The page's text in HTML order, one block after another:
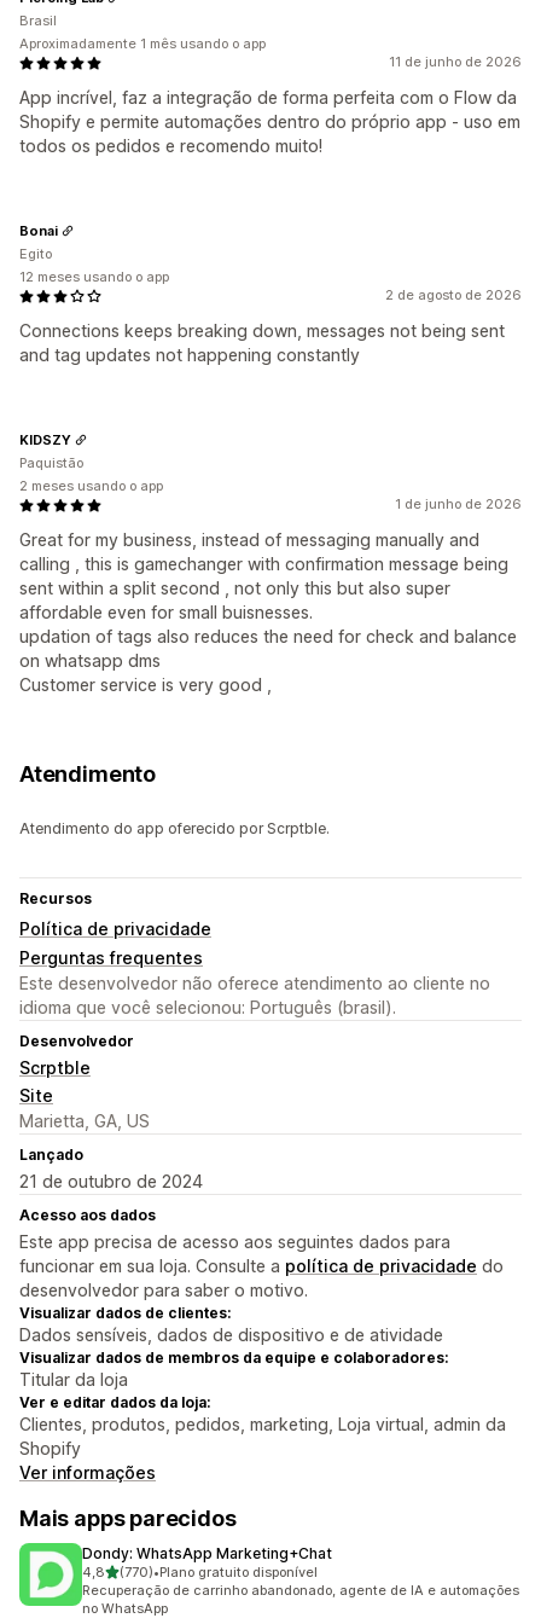
11 de junho de 2026
App incrível, faz a integração de forma perfeita com o Flow da
Shopify e permite automações dentro do próprio app - uso em
todos os pedidos e recomendo muito!
Brasil
Aproximadamente 1 mês usando o app
2 de agosto de 2026
Connections keeps breaking down, messages not being sent
and tag updates not happening constantly
Bonai
Egito
12 meses usando o app
1 de junho de 2026
Great for my business, instead of messaging manually and
calling , this is gamechanger with confirmation message being
sent within a split second , not only this but also super
affordable even for small buisnesses.
updation of tags also reduces the need for check and balance
on whatsapp dms
Customer service is very good ,
KIDSZY
Paquistão
2 meses usando o app
Atendimento
Atendimento do app oferecido por Scrptble.
Recursos
Política de privacidade
Perguntas frequentes
Este desenvolvedor não oferece atendimento ao cliente no
idioma que você selecionou: Português (brasil).
Desenvolvedor
Scrptble
Site
Marietta, GA, US
Lançado
21 de outubro de 2024
Acesso aos dados
Este app precisa de acesso aos seguintes dados para
funcionar em sua loja. Consulte a política de privacidade do
desenvolvedor para saber o motivo.
Visualizar dados de clientes:
Dados sensíveis, dados de dispositivo e de atividade
Visualizar dados de membros da equipe e colaboradores:
Titular da loja
Ver e editar dados da loja:
Clientes, produtos, pedidos, marketing, Loja virtual, admin da
Shopify
Ver informações
Mais apps parecidos
Dondy: WhatsApp Marketing+Chat
4,8de 5 estrelas
(770)
770 avaliações ao todo
•Plano gratuito disponível
Recuperação de carrinho abandonado, agente de IA e automações
no WhatsApp